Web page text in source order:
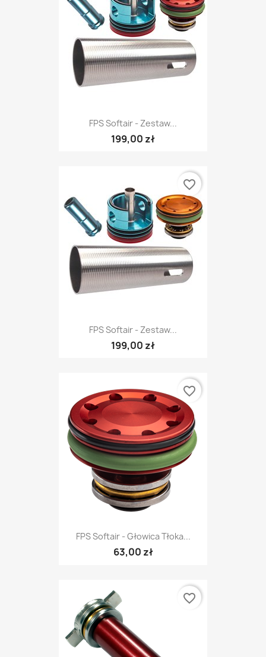
FPS Softair - Zestaw...
199,00 zł
FPS Softair - Zestaw...
199,00 zł
favorite_border
FPS Softair - Głowica Tłoka...
63,00 zł
favorite_border
favorite_border